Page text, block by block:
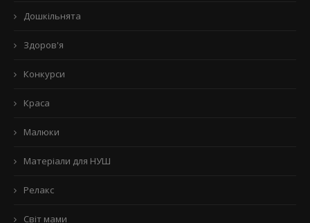
Дошкільнята
Здоров'я
Конкурси
Краса
Малюки
Матеріали для НУШ
Релакс
Світ мами